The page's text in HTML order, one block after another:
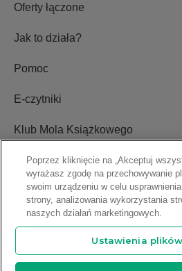
Oferty łączone
Jak to działa?
Pomoc
E-czytniki
Klub Mola Książkowego
Ustawienia plików cookie
Blog
Relacje inwestorskie
Poprzez kliknięcie na „Akceptuj
wyrażasz zgodę na przechowywanie
swoim urządzeniu w celu
strony, analizowania wykorzystania
naszych działań marketingowych.
Ustawienia